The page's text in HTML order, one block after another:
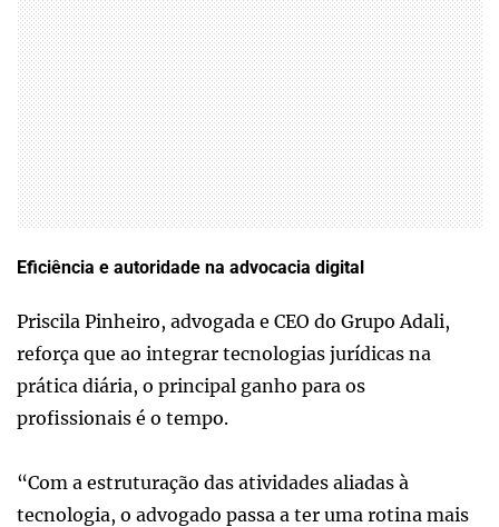
Eficiência e autoridade na advocacia digital
Priscila Pinheiro, advogada e CEO do Grupo Adali,
reforça que ao integrar tecnologias jurídicas na
prática diária, o principal ganho para os
profissionais é o tempo.
“Com a estruturação das atividades aliadas à
tecnologia, o advogado passa a ter uma rotina mais